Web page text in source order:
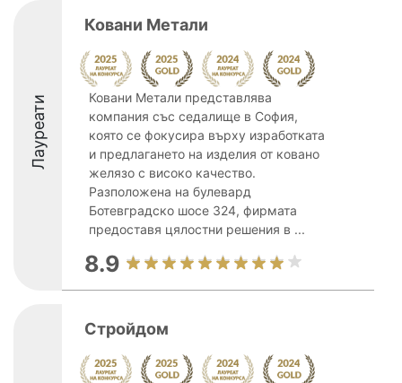
Лауреати
Ковани Метали
Ковани Метали представлява
компания със седалище в София,
която се фокусира върху изработката
и предлагането на изделия от ковано
желязо с високо качество.
Разположена на булевард
Ботевградско шосе 324, фирмата
предоставя цялостни решения в ...
8.9
Стройдом